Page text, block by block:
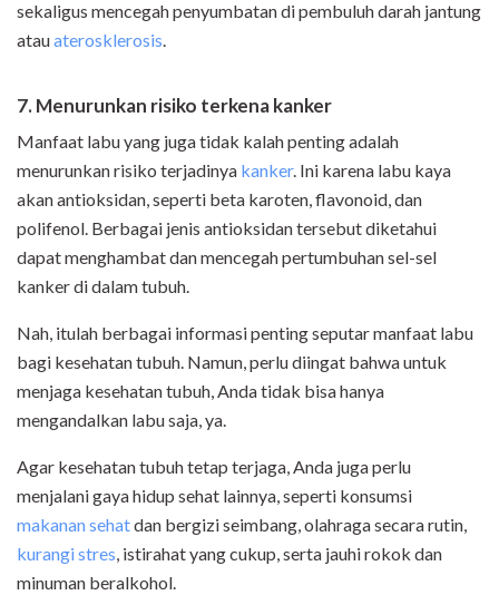
sekaligus mencegah penyumbatan di pembuluh darah jantung
atauaterosklerosis.
7. Menurunkan risiko terkena kanker
Manfaat labu yang juga tidak kalah penting adalah
menurunkan risiko terjadinya kanker. Ini karena labu kaya
akan antioksidan, seperti beta karoten, flavonoid, dan
polifenol. Berbagai jenis antioksidan tersebut diketahui
dapat menghambat dan mencegah pertumbuhan sel-sel
kanker di dalam tubuh.
Nah, itulah berbagai informasi penting seputar manfaat labu
bagi kesehatan tubuh. Namun, perlu diingat bahwa untuk
menjaga kesehatan tubuh, Anda tidak bisa hanya
mengandalkan labu saja, ya.
Agar kesehatan tubuh tetap terjaga, Anda juga perlu
menjalani gaya hidup sehat lainnya, seperti konsumsi
makanan sehatdan bergizi seimbang, olahraga secara rutin,
kurangi stres, istirahat yang cukup, serta jauhi rokok dan
minuman beralkohol.